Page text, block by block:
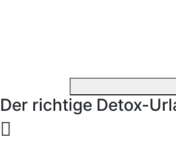
Der richtige Detox-